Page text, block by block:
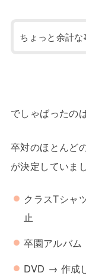
ちょっと余計
でしゃばったの
卒対のほとんど
が決定していま
クラスTシャ
止
卒園アルバ
DVD → 作成